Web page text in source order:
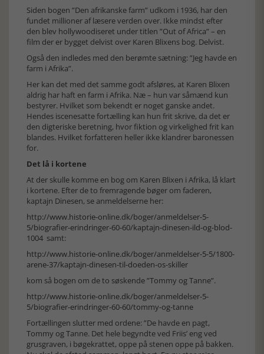
Siden bogen ”Den afrikanske farm” udkom i 1936, har den
fundet millioner af læsere verden over. Ikke mindst efter
den blev hollywoodiseret under titlen ”Out of Africa” – en
film der er bygget delvist over Karen Blixens bog. Delvist.
Også den indledes med den berømte sætning: ”Jeg havde en
farm i Afrika”.
Her kan det med det samme godt afsløres, at Karen Blixen
aldrig har haft en farm i Afrika. Næ – hun var såmænd kun
bestyrer. Hvilket som bekendt er noget ganske andet.
Hendes iscenesatte fortælling kan hun frit skrive, da det er
den digteriske beretning, hvor fiktion og virkelighed frit kan
blandes. Hvilket forfatteren heller ikke klandrer baronessen
for.
Det lå i kortene
At der skulle komme en bog om Karen Blixen i Afrika, lå klart
i kortene. Efter de to fremragende bøger om faderen,
kaptajn Dinesen, se anmeldelserne her:
http://www.historie-online.dk/boger/anmeldelser-5-
5/biografier-erindringer-60-60/kaptajn-dinesen-ild-og-blod-
1004 samt:
http://www.historie-online.dk/boger/anmeldelser-5-5/1800-
arene-37/kaptajn-dinesen-til-doeden-os-skiller
kom så bogen om de to søskende ”Tommy og Tanne”.
http://www.historie-online.dk/boger/anmeldelser-5-
5/biografier-erindringer-60-60/tommy-og-tanne
Fortællingen slutter med ordene: ”De havde en pagt,
Tommy og Tanne. Det hele begyndte ved Friis’ eng ved
grusgraven, i bøgekrattet, oppe på stenen oppe på bakken.